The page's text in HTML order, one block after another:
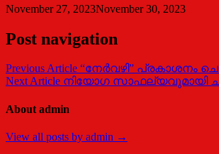
November 27, 2023November 30, 2023
Post navigation
Previous Article “നേര്‍വഴി” പ്രകാശനം
Next Article നിയോഗ സാഫല്യവുമായി
About admin
View all posts by admin →